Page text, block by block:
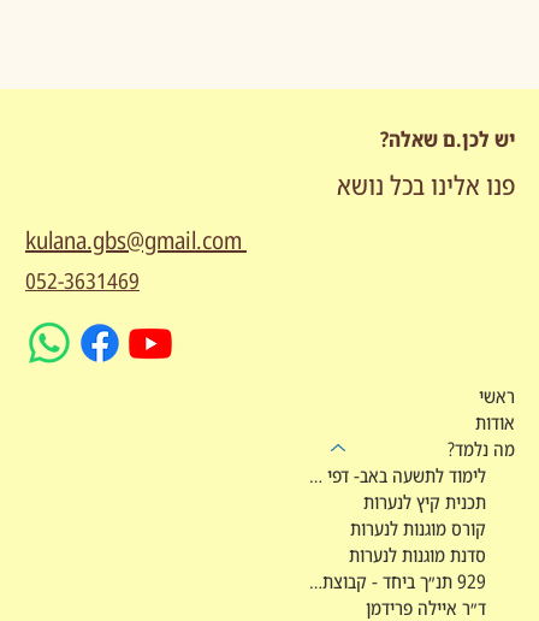
יש לכן.ם שאלה?
פנו אלינו בכל נושא
kulana.gbs@gmail.com
052-3631469
ראשי
אודות
מה נלמד?
לימוד לתשעה באב- דפי מקורות
תכנית קיץ לנערות
קורס מוגנות לנערות
סדנת מוגנות לנערות
929 תנ״ך ביחד - קבוצת לימוד
ד״ר איילה פרידמן